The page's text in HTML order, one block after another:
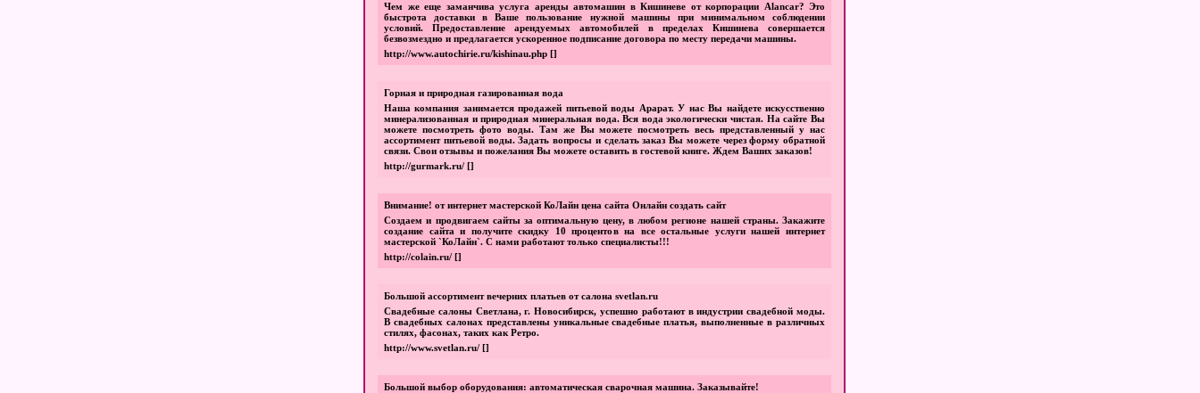
Чем же еще заманчива услуга аренды автомашин в Кишиневе от корпорации Alancar? Это
быстрота доставки в Ваше пользование нужной машины при минимальном соблюдении
условий. Предоставление арендуемых автомобилей в пределах Кишинева совершается
безвозмездно и предлагается ускоренное подписание договора по месту передачи машины.
http://www.autochirie.ru/kishinau.php []
Горная и природная газированная вода
Наша компания занимается продажей питьевой воды Арарат. У нас Вы найдете искусственно
минерализованная и природная минеральная вода. Вся вода экологически чистая. На сайте Вы
можете посмотреть фото воды. Там же Вы можете посмотреть весь представленный у нас
ассортимент питьевой воды. Задать вопросы и сделать заказ Вы можете через форму обратной
связи. Свои отзывы и пожелания Вы можете оставить в гостевой книге. Ждем Ваших заказов!
http://gurmark.ru/ []
Внимание! от интернет мастерской КоЛайн цена сайта Онлайн создать сайт
Создаем и продвигаем сайты за оптимальную цену, в любом регионе нашей страны. Закажите
создание сайта и получите скидку 10 процентов на все остальные услуги нашей интернет
мастерской `КоЛайн`. С нами работают только специалисты!!!
http://colain.ru/ []
Большой ассортимент вечерних платьев от салона svetlan.ru
Свадебные салоны Светлана, г. Новосибирск, успешно работают в индустрии свадебной моды.
В свадебных салонах представлены уникальные свадебные платья, выполненные в различных
стилях, фасонах, таких как Ретро.
http://www.svetlan.ru/ []
Большой выбор оборудования: автоматическая сварочная машина. Заказывайте!